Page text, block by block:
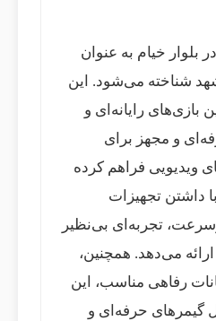
بلوار خیام به عنوان
شناخته می‌شود. این
بازی‌های رایانه‌ای و
و مجهز برای
ویدیویی فراهم کرده
داشتن تجهیزات
تجربه‌ای بی‌نظیر
ارائه می‌دهد. همچنین،
رفاهی مناسب، این
گیمرهای حرفه‌ای و